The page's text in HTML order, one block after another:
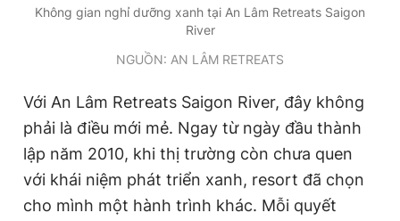
Giấy phép xuất bản số 110/GP - BTTTT cấp ngày 24.3.2020
© 2003-2026 Bản quyền thuộc về Báo Thanh Niên. Cấm sao
bản. Phát triển bởi ePi Technologies, JSC.
Không gian nghỉ dưỡng xanh tại An Lâm Retreats Saigon
River
NGUỒN: AN LÂM RETREATS
Với An Lâm Retreats Saigon River, đây không
phải là điều mới mẻ. Ngay từ ngày đầu thành
lập năm 2010, khi thị trường còn chưa quen
với khái niệm phát triển xanh, resort đã chọn
cho mình một hành trình khác. Mỗi quyết